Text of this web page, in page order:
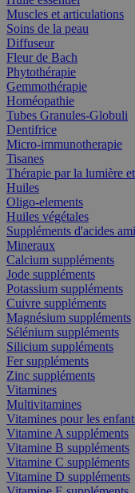
Muscles et articulations
Soins de la peau
Diffuseur
Fleur de Bach
Phytothérapie
Gemmothérapie
Homéopathie
Tubes Granules-Globuli
Dentifrice
Micro-immunotherapie
Tisanes
Thérapie par la lumière
Huiles
Oligo-elements
Huiles végétales
Suppléments d'acides
Mineraux
Calcium suppléments
Jode suppléments
Potassium suppléments
Cuivre suppléments
Magnésium suppléments
Sélénium suppléments
Silicium suppléments
Fer suppléments
Zinc suppléments
Vitamines
Multivitamines
Vitamines pour les
Vitamine A suppléments
Vitamine B suppléments
Vitamine C suppléments
Vitamine D suppléments